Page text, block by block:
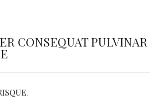
CONSEQUAT PULVINAR